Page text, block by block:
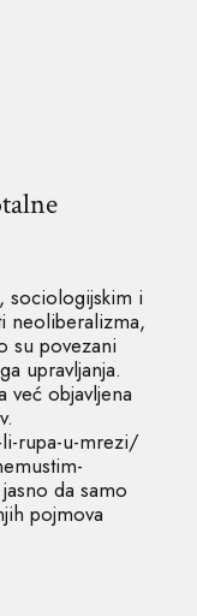
sociologijskim i
neoliberalizma,
su povezani
upravljanja.
već objavljena
rupa-u-mrezi/
da samo
pojmova